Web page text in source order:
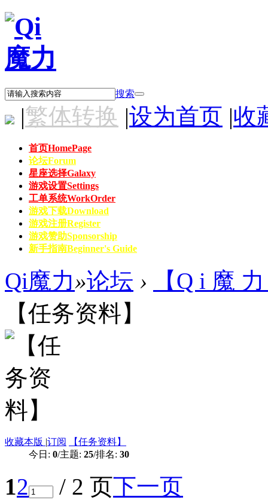
搜索
|繁体转换 |设为首页 |收
首页HomePage
论坛Forum
星座选择Galaxy
游戏设置Settings
工单系统WorkOrder
游戏下载Download
游戏注册Register
游戏赞助Sponsorship
新手指南Beginner's Guide
Qi魔力»论坛 ›
【Q i 魔
【任务资料】
收藏本版 |订阅
【任务资料】
今日: 0/主题: 25/排名: 30
12 / 2 页下一页